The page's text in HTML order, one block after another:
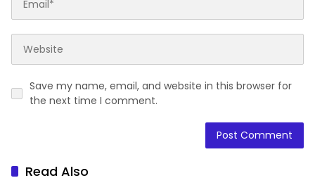
Save my name, email, and website in this browser for
the next time I comment.
Read Also